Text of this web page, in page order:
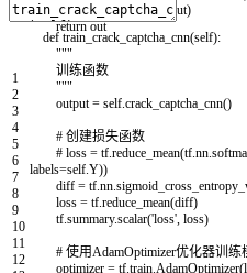
# out = tf.nn.softmax(out)
return out
1
2
3
4
5
6
7
8
9
10
11
12
def train_crack_captcha_cnn(self):
"""
训练函数
"""
output = self.crack_captcha_cnn()
# 创建损失函数
# loss =
labels=self.Y))
diff = tf.nn.
loss = tf.reduce_mean(diff)
tf.summary.scalar('loss', loss)
# 使用AdamOptimizer优化器训
optimizer = tf.train.AdamOptimizer(